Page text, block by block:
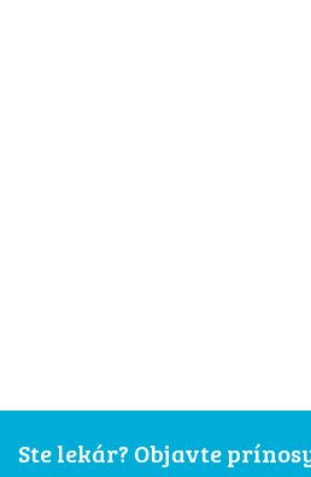
Ste lekár? Objavte